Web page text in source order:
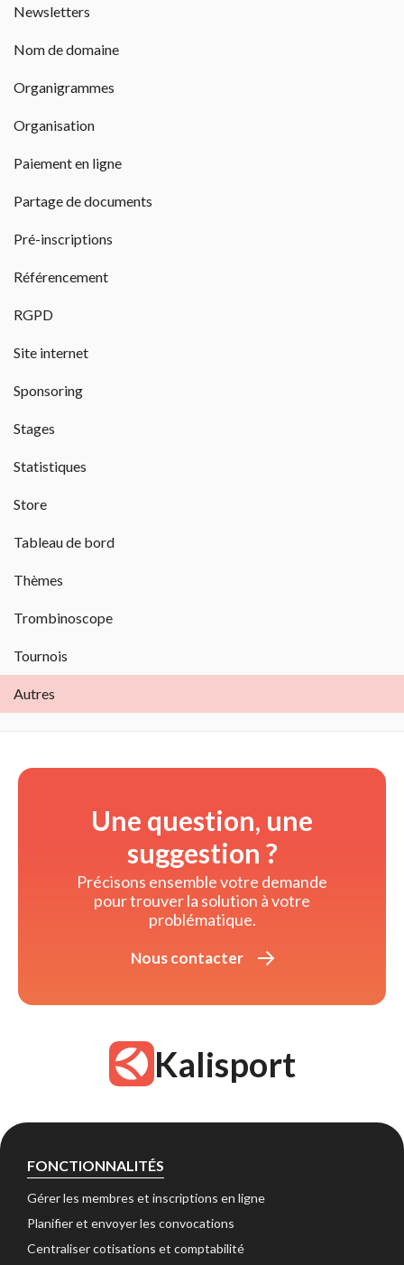
Newsletters
Nom de domaine
Organigrammes
Organisation
Paiement en ligne
Partage de documents
Pré-inscriptions
Référencement
RGPD
Site internet
Sponsoring
Stages
Statistiques
Store
Tableau de bord
Thèmes
Trombinoscope
Tournois
Autres
Une question, une
suggestion ?
Précisons ensemble votre demande
pour trouver la solution à votre
problématique.
Nous contacter
Kalisport
FONCTIONNALITÉS
Gérer les membres et inscriptions en ligne
Planifier et envoyer les convocations
Centraliser cotisations et comptabilité